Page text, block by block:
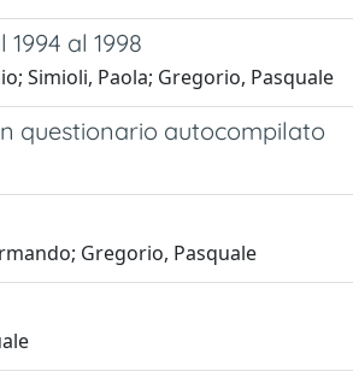
al 1998
Simioli, Paola; Gregorio, Pasquale
questionario autocompilato
Gregorio, Pasquale